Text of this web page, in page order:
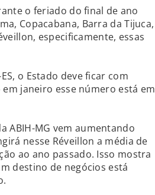
o feriado do final de ano
Copacabana, Barra da Tijuca,
especificamente, essas
o Estado deve ficar com
janeiro esse número está em
ABIH-MG vem aumentando
nesse Réveillon a média de
ao ano passado. Isso mostra
destino de negócios está